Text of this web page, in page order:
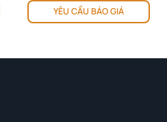
YÊU CẦU BÁO GIÁ